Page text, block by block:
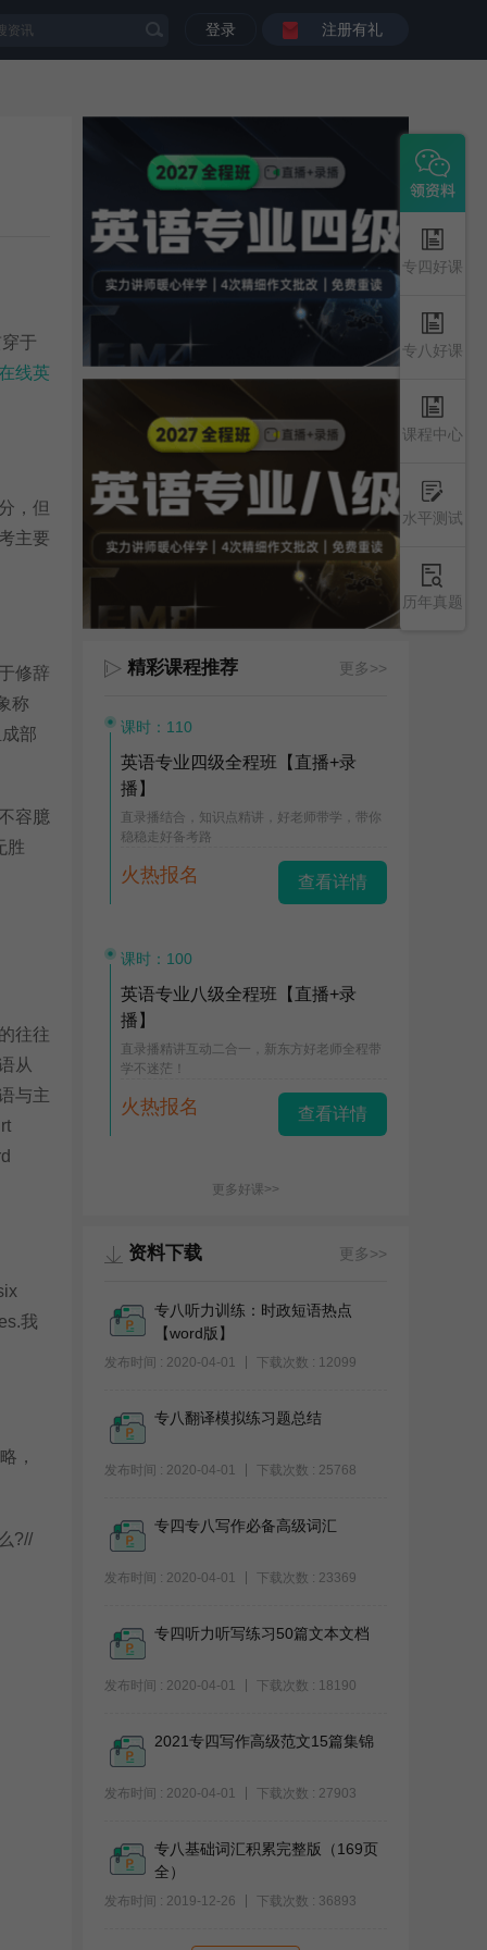
登录 注册有礼
于
线英
，但
主要
修辞
称
部
容臆
胜
往往
从
与主
我
，
?//
专四好课
专八好课
课程中心
水平测试
历年真题
精彩课程推荐 更多>>
课时：110
英语专业四级全程班【直播+录
播】
直录播结合，知识点精讲，好老师带学，带你
稳稳走好备考路
火热报名 查看详情
课时：100
英语专业八级全程班【直播+录
播】
直录播精讲互动二合一，新东方好老师全程带
学不迷茫！
火热报名 查看详情
更多好课>>
资料下载 更多>>
专八听力训练：时政短语热点
【word版】
发布时间 : 2020-04-01 下载次数 : 12099
专八翻译模拟练习题总结
发布时间 : 2020-04-01 下载次数 : 25768
专四专八写作必备高级词汇
发布时间 : 2020-04-01 下载次数 : 23369
专四听力听写练习50篇文本文档
发布时间 : 2020-04-01 下载次数 : 18190
2021专四写作高级范文15篇集锦
发布时间 : 2020-04-01 下载次数 : 27903
专八基础词汇积累完整版（169页
全）
发布时间 : 2019-12-26 下载次数 : 36893